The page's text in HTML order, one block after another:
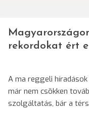
rekordokat ért
A ma reggeli
már nem csökken
szolgáltatás, bár a